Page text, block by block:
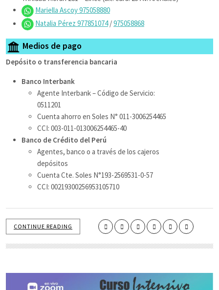
Mariella Ascoy 975058880
Natalia Pérez 977851074/975058868
Medios de pago
Depósito o transferencia bancaria
Banco Interbank
Agente Interbank – Código de Servicio:
0511201
Cuenta ahorro en Soles N° 011-3006254465
CCI: 003-011-013006254465-40
Banco de Crédito del Perú
Agentes, banco o a través de los cajeros
depósitos
Cuenta Cte. Soles N°193-2569531-0-57
CCI: 00219300256953105710
CONTINUE READING